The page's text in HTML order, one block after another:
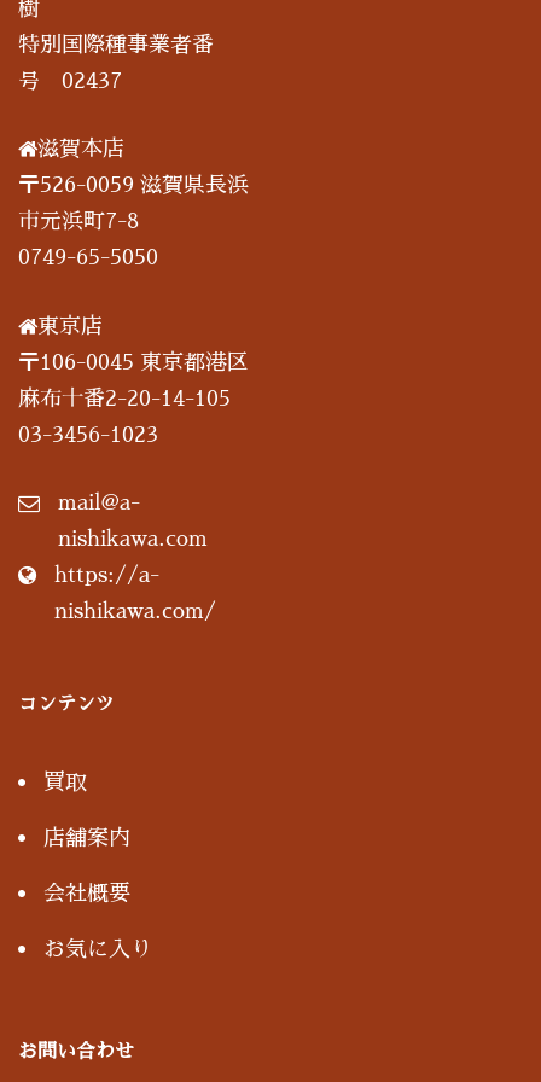
樹
特別国際種事業者番
号 02437
滋賀本店
〒526-0059 滋賀県長浜
市元浜町7-8
0749-65-5050
東京店
〒106-0045 東京都港区
麻布十番2-20-14-105
03-3456-1023
mail@a-
nishikawa.com
https://a-
nishikawa.com/
コンテンツ
買取
店舗案内
会社概要
お気に入り
お問い合わせ